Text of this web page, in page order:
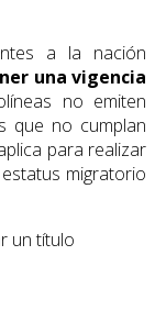
a la nación
una vigencia
no emiten
que no cumplan
para realizar
migratorio